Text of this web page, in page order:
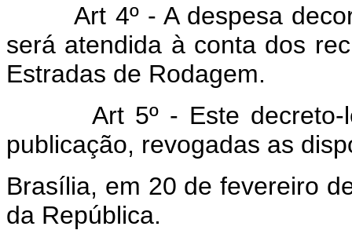
Art 4º - A despesa
será atendida à conta dos
Estradas de Rodagem.
Art 5º - Este decreto-lei
publicação, revogadas as
Brasília, em 20 de fevereiro
da República.